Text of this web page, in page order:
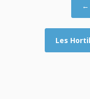
←
Les